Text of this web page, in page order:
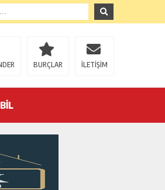
BURÇLAR İLETİŞİM